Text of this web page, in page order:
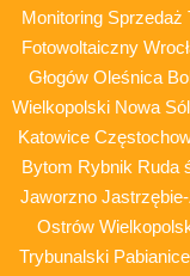
Monitoring Sprzedaż
Fotowoltaiczny
Głogów Oleśnica
Wielkopolski Nowa
Katowice
Bytom Rybnik Ruda
Jaworzno
Ostrów
Trybunalski